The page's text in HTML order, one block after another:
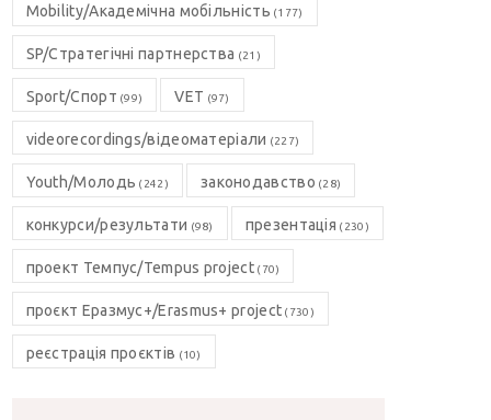
Mobility/Академічна мобільність (177)
SP/Стратегічні партнерства (21)
Sport/Спорт (99) VET (97)
videorecordings/відеоматеріали (227)
Youth/Молодь (242) законодавство (28)
конкурси/результати (98) презентація (230)
проект Темпус/Tempus project(70)
проєкт Еразмус+/Erasmus+ project (730)
реєстрація проєктів (10)